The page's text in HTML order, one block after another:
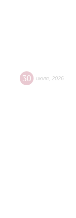
30 июля 2026